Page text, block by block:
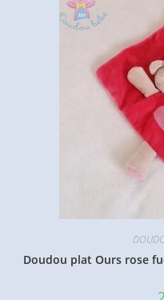
Doudou plat Ours rose